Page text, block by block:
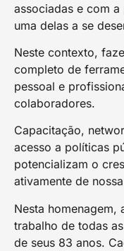
associadas e com
uma delas a se
Neste contexto,
completo de
pessoal e
colaboradores.
Capacitação,
acesso a políticas
potencializam o
ativamente de
Nesta homenagem,
trabalho de todas
de seus 83 anos.